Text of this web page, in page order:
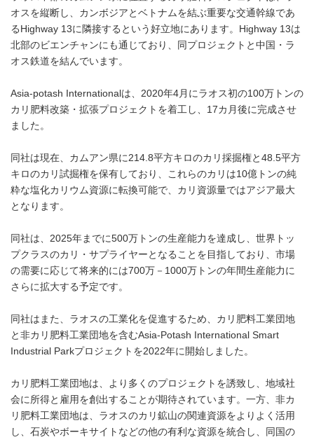
オスを縦断し、カンボジアとベトナムを結ぶ重要な交通幹線であ
るHighway 13に隣接するという好立地にあります。Highway 13は
北部のビエンチャンにも通じており、同プロジェクトと中国・ラ
オス鉄道を結んでいます。
Asia-potash Internationalは、2020年4月にラオス初の100万トンの
カリ肥料改築・拡張プロジェクトを着工し、17カ月後に完成させ
ました。
同社は現在、カムアン県に214.8平方キロのカリ採掘権と48.5平方
キロのカリ試掘権を保有しており、これらのカリは10億トンの純
粋な塩化カリウム資源に転換可能で、カリ資源量ではアジア最大
となります。
同社は、2025年までに500万トンの生産能力を達成し、世界トッ
プクラスのカリ・サプライヤーとなることを目指しており、市場
の需要に応じて将来的には700万－1000万トンの年間生産能力に
さらに拡大する予定です。
同社はまた、ラオスの工業化を促進するため、カリ肥料工業団地
と非カリ肥料工業団地を含むAsia-Potash International Smart
Industrial Parkプロジェクトを2022年に開始しました。
カリ肥料工業団地は、より多くのプロジェクトを誘致し、地域社
会に所得と雇用を創出することが期待されています。一方、非カ
リ肥料工業団地は、ラオスのカリ鉱山の関連資源をよりよく活用
し、石炭やボーキサイトなどの他の有利な資源を統合し、同国の